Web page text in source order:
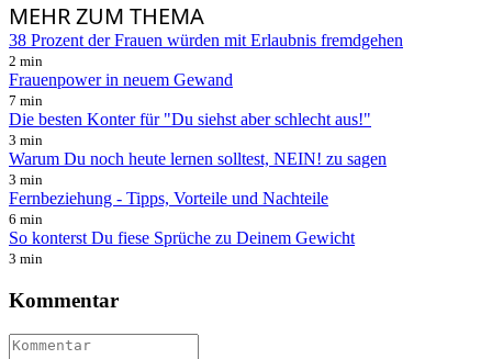
MEHRZUM THEMA
38 Prozent der Frauen würden mit Erlaubnis fremdgehen
2 min
Frauenpower in neuem Gewand
7 min
Die besten Konter für "Du siehst aber schlecht aus!"
3 min
Warum Du noch heute lernen solltest, NEIN! zu sagen
3 min
Fernbeziehung - Tipps, Vorteile und Nachteile
6 min
So konterst Du fiese Sprüche zu Deinem Gewicht
3 min
Kommentar